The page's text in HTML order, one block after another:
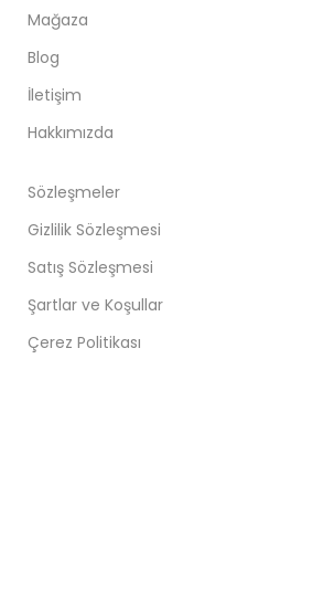
Mağaza
Blog
İletişim
Hakkımızda
Sözleşmeler
Gizlilik Sözleşmesi
Satış Sözleşmesi
Şartlar ve Koşullar
Çerez Politikası